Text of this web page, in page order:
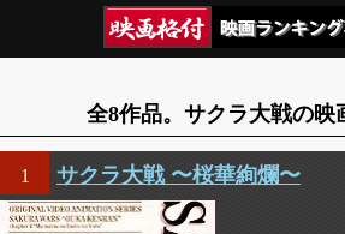
全8作品。サクラ大戦の映
1 サクラ大戦 〜桜華絢爛〜